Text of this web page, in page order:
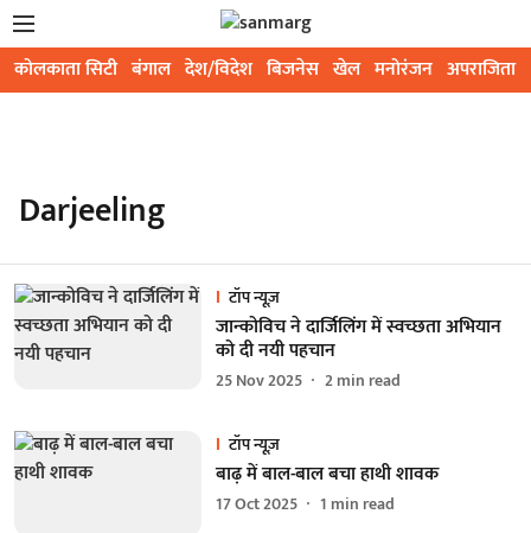
कोलकाता सिटी बंगाल देश/विदेश बिजनेस खेल मनोरंजन अपराजिता
Darjeeling
टॉप न्यूज़
जान्कोविच ने दार्जिलिंग में स्वच्छता अभियान
को दी नयी पहचान
25 Nov 2025 2min read
टॉप न्यूज़
बाढ़ में बाल-बाल बचा हाथी शावक
17 Oct 2025 1 min read